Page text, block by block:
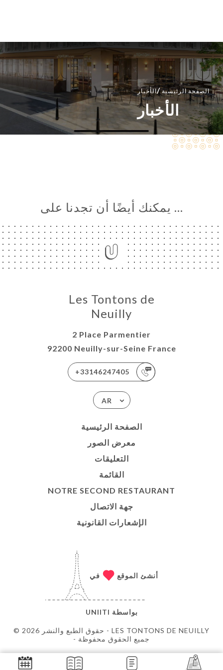
الصفحة الرئيسية/الأخبار
الأخبار
… يمكنك أيضًا أن تجدنا على
Les Tontons de
Neuilly
2 Place Parmentier
92200 Neuilly-sur-Seine France
+33146247405
AR
الصفحة الرئيسية
معرض الصور
التعليقات
القائمة
NOTRE SECOND RESTAURANT
جهة الاتصال
الإشعارات القانونية
© حقوق الطبع والنشر 2026 - LES TONTONS DE NEUILLY
- جميع الحقوق محفوظة
أنشئ الموقع في
بواسطة UNIITI